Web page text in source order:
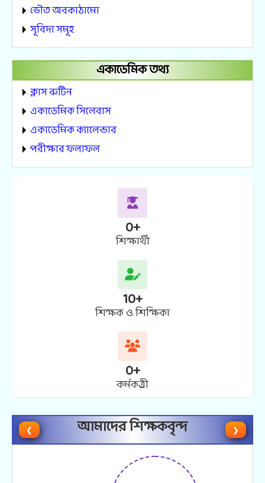
ভৌত অবকাঠামো
সূবিদা সমূহ
একাডেমিক তথ্য
ক্লাস রুটিন
একাডেমিক সিলেবাস
একাডেমিক ক্যালেন্ডার
পরীক্ষার ফলাফল
0+
শিক্ষার্থী
10+
শিক্ষক ও শিক্ষিকা
0+
কর্মকত্র্রী
❮ আমাদের শিক্ষকবৃন্দ ❯